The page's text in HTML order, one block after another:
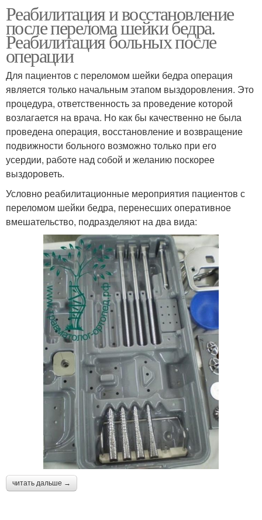
Реабилитация и восстановление
после перелома шейки бедра.
Реабилитация больных после
операции
Для пациентов с переломом шейки бедра операция
является только начальным этапом выздоровления. Это
процедура, ответственность за проведение которой
возлагается на врача. Но как бы качественно не была
проведена операция, восстановление и возвращение
подвижности больного возможно только при его
усердии, работе над собой и желанию поскорее
выздороветь.
Условно реабилитационные мероприятия пациентов с
переломом шейки бедра, перенесших оперативное
вмешательство, подразделяют на два вида:
читать дальше →